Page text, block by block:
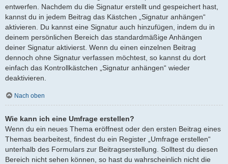
entwerfen. Nachdem du die Signatur erstellt und gespeichert hast,
kannst du in jedem Beitrag das Kästchen „Signatur anhängen“
aktivieren. Du kannst eine Signatur auch hinzufügen, indem du in
deinem persönlichen Bereich das standardmäßige Anhängen
deiner Signatur aktivierst. Wenn du einen einzelnen Beitrag
dennoch ohne Signatur verfassen möchtest, so kannst du dort
einfach das Kontrollkästchen „Signatur anhängen“ wieder
deaktivieren.
Nach oben
Wie kann ich eine Umfrage erstellen?
Wenn du ein neues Thema eröffnest oder den ersten Beitrag eines
Themas bearbeitest, findest du ein Register „Umfrage erstellen“
unterhalb des Formulars zur Beitragserstellung. Solltest du diesen
Bereich nicht sehen können, so hast du wahrscheinlich nicht die